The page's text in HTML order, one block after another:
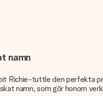
namn
tuttle den perfekta
namn, som gör honom